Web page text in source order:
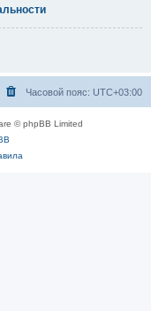
Часовой пояс: UTC+03:00
© phpBB Limited